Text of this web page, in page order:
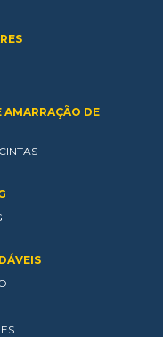
AMARRAÇÃO DE